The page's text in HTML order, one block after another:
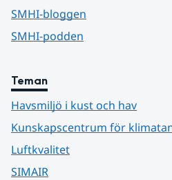
SMHI-bloggen
SMHI-podden
Teman
Havsmiljö i kust och hav
Kunskapscentrum för
Luftkvalitet
SIMAIR